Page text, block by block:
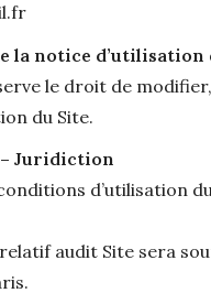
la notice d’utilisation
le droit de
du Site.
Juridiction
d’utilisation
audit Site sera